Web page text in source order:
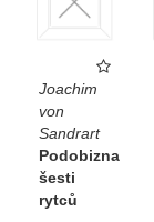
Joachim
von
Sandrart
Podobizna
šesti
rytců